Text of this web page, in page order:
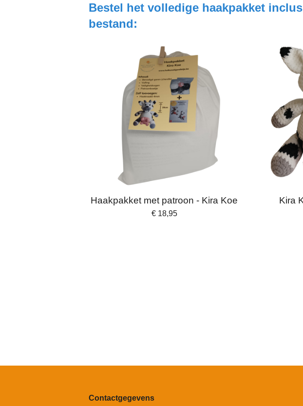
Bestel het volledige haakpakket
bestand:
Haakpakket met patroon - Kira Koe
€ 18,95
Kira
Contactgegevens